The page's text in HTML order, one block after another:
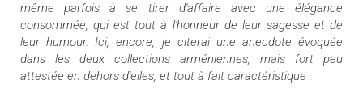
même parfois à se tirer d'affaire avec une élégance
consommée, qui est tout à l'honneur de leur sagesse et de
leur humour. Ici, encore, je citerai une anecdote évoquée
dans les deux collections arméniennes, mais fort peu
attestée en dehors d'elles, et tout à fait caractéristique :